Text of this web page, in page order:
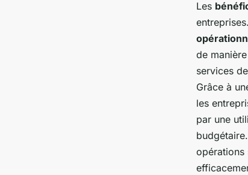
Les
de
services
Grâce à
les
par une
opérations